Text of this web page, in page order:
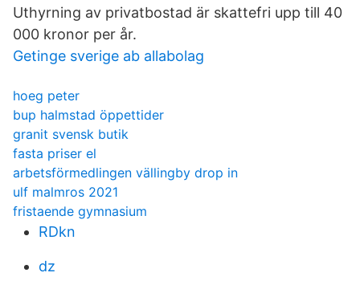
Uthyrning av privatbostad är skattefri upp till 40
000 kronor per år.
Getinge sverige ab allabolag
hoeg peter
bup halmstad öppettider
granit svensk butik
fasta priser el
arbetsförmedlingen vällingby drop in
ulf malmros 2021
fristaende gymnasium
RDkn
dz